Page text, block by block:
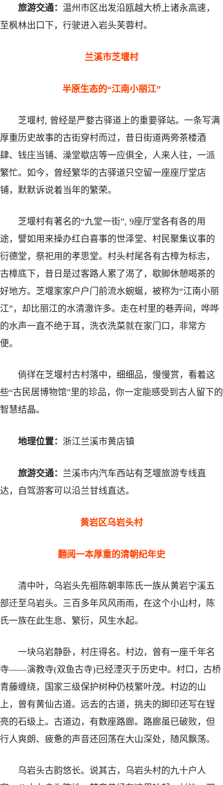
旅游交通： 温州市区出发沿瓯越大桥上诸永高速，
至枫林出口下，行驶进入岩头芙蓉村。
兰溪市芝堰村
半原生态的“江南小丽江”
芝堰村, 曾经是严婺古驿道上的重要驿站。一条写满
厚重历史故事的古街穿村而过，昔日街道两旁茶楼酒
肆、钱庄当铺、澡堂歇店等一应俱全，人来人往，一派
繁忙。如今，曾经繁华的古驿道只空留一座座厅堂店
铺，默默诉说着当年的繁荣。
芝堰村有著名的“九堂一街”, 9座厅堂各有各的用
途，譬如用来操办红白喜事的世泽堂、村民聚集议事的
衍德堂，祭祀用的孝思堂。村头村尾各有古樟为标志，
古樟底下，昔日是过客路人累了渴了，歇脚休憩喝茶的
好地方。芝堰家家户户门前流水蜿蜒，被称为“江南小丽
江”，却比丽江的水清澈许多。走在村里的巷弄间，哗哗
的水声一直不绝于耳，洗衣洗菜就在家门口，非常方
便。
倘徉在芝堰村古村落中，细细品，慢慢赏，看着这
些“古民居博物馆”里的珍品，你一定能感受到古人留下的
智慧结晶。
地理位置： 浙江兰溪市黄店镇
旅游交通： 兰溪市内汽车西站有芝堰旅游专线直
达，自驾游客可以沿兰甘线直达。
黄岩区乌岩头村
翻阅一本厚重的清朝纪年史
清中叶，乌岩头先祖陈朝率陈氏一族从黄岩宁溪五
部迁至乌岩头。三百多年风风雨雨，在这个小山村，陈
氏一族在此生息、繁衍，风生水起。
一块乌岩静卧，村庄得名。村边，曾有一座千年名
寺——演教寺(双鱼古寺)已经湮灭于历史中。村口，古桥
青藤缠绕，国家三级保护树种仍枝繁叶茂。村边的山
上，曾有黄仙古道。远去的古道，挑夫的脚印还写在锃
亮的石级上。古道边，有数座路廊。路廊虽已破败，但
行人爽朗、疲惫的声音还回荡在大山深处，随风飘荡。
乌岩头古韵悠长。说其古，乌岩头村的九十户人